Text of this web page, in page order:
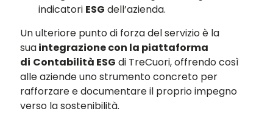
indicatori ESG dell’azienda.
Un ulteriore punto di forza del servizio è la
suaintegrazione con la piattaforma
di Contabilità ESG di TreCuori, offrendo così
alle aziende uno strumento concreto per
rafforzare e documentare il proprio impegno
verso la sostenibilità.